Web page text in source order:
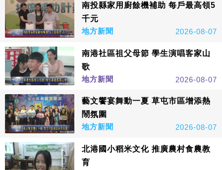
南投縣家用廚餘機補助 每戶最高領5
千元
地方新聞
2026-08-07
南港社區祖父母節 學生演唱客家山
歌
地方新聞
2026-08-07
藝文饗宴舞動一夏 草屯市區增添熱
鬧氛圍
地方新聞
2026-08-07
北港國小稻米文化 推廣農村食農教
育